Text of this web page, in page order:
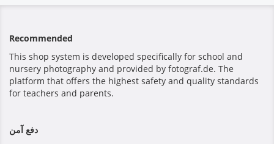
Recommended
This shop system is developed specifically for school and
nursery photography and provided by fotograf.de. The
platform that offers the highest safety and quality standards
for teachers and parents.
دفع آمن